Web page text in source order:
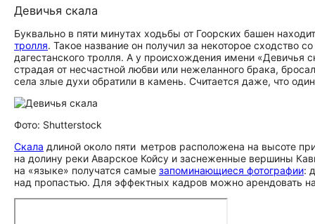
Девичья скала
Буквально в пяти минутах ходьбы от Гоорских башен
тролля. Такое название он получил за некоторое
дагестанского тролля. А у происхождения имени «Девичья
страдая от несчастной любви или нежеланного брака,
села злые духи обратили в камень. Считается даже, что
Фото: Shutterstock
Скала длиной около пяти метров расположена на высоте
на долину реки Аварское Койсу и заснеженные вершины
на «языке» получатся самые запоминающиеся фотографии:
над пропастью. Для эффектных кадров можно арендовать